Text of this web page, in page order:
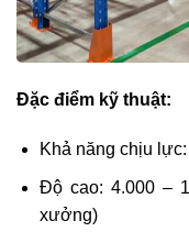
Đặc điểm kỹ thuật:
Khả năng chịu
Độ cao: 4.000 –
xưởng)